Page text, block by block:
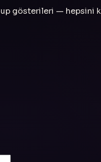
gösterileri — hepsini